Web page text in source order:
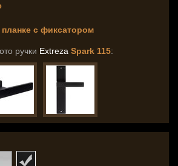
планке с фиксатором
ручки Extreza Spark 115: